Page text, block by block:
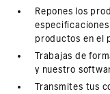
Repones los
productos en el
Trabajas de
y nuestro
Transmites tus